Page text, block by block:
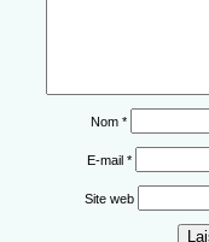
Nom *
E-mail *
Site web